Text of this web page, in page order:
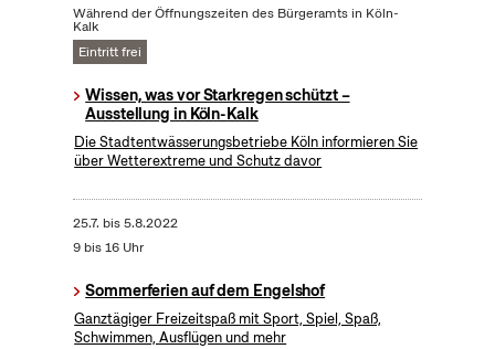
Während der Öffnungszeiten des Bürgeramts in Köln-
Kalk
Eintritt frei
Wissen, was vor Starkregen schützt –
Ausstellung in Köln-Kalk
Die Stadtentwässerungsbetriebe Köln informieren Sie
über Wetterextreme und Schutz davor
25.7. bis5.8.2022
9 bis 16 Uhr
Sommerferien auf dem Engelshof
Ganztägiger Freizeitspaß mit Sport, Spiel, Spaß,
Schwimmen, Ausflügen und mehr